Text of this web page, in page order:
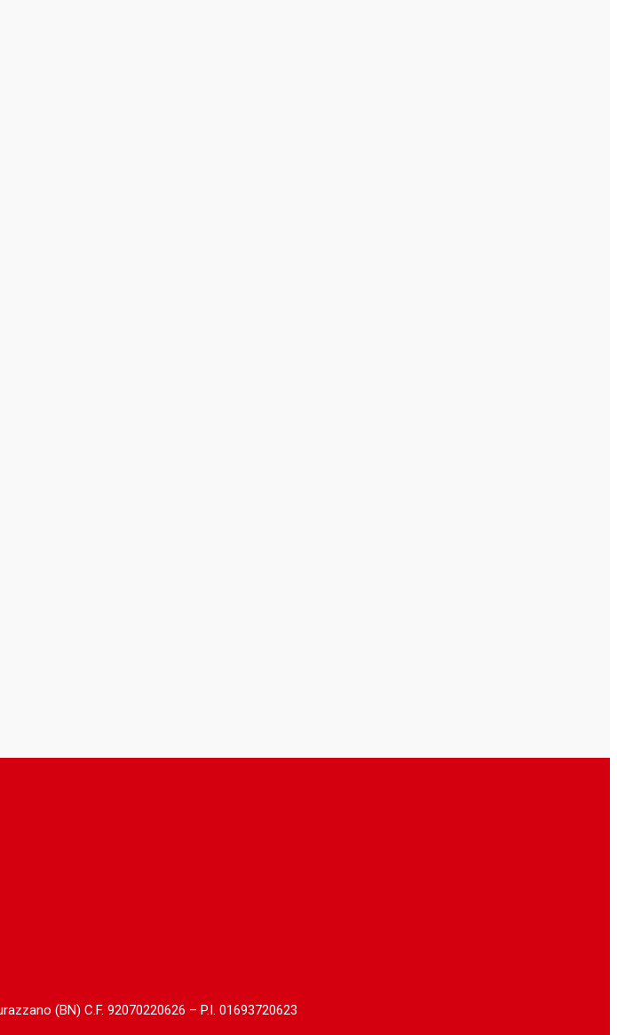
(BN) C.F. 92070220626 – P.I. 01693720623